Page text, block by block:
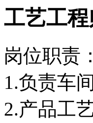
工艺工
岗位职责：
1.负责车
2.产品工